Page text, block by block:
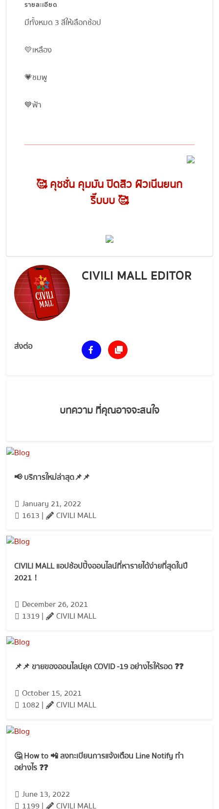
รายละเอียด
มีทั้งหมด 3 สีให้เลือกช้อป
💛เหลือง
💗ชมพู
💙ฟ้า
🥰 คุชชั่น คุมมัน ปิดสิว ผิวเนีนยนก
ริ๊บบบ 🥰
CIVILI MALL EDITOR
ส่งต่อ
บทความ ที่คุณอาจจะสนใจ
📢 บริการใหม่ล่าสุด📌📌
January 21, 2022
1613 |
CIVILI MALL
CIVILI MALL แอปช้อปปิ้งออนไลน์ที่หารายได้ง่ายที่สุดในปี
2021！
December 26, 2021
1319 |
CIVILI MALL
📌📌 ขายของออนไลน์ยุค COVID -19 อย่างไรให้รอด ❓❓
October 15, 2021
1082 |
CIVILI MALL
🤔 How to 📲 ลงทะเบียนการแจ้งเตือน Line Notify ทำ
อย่างไร ❓❓
June 13, 2022
1199 |
CIVILI MALL